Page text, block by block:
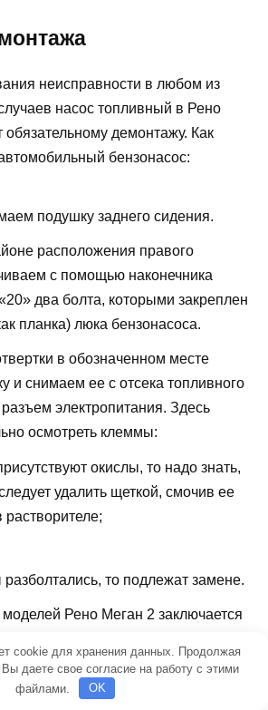
неисправности в любом из
насос топливный в Рено
демонтажу. Как
бензонасос:
подушку заднего сидения.
расположения правого
с помощью наконечника
два болта, которыми закреплен
планка) люка бензонасоса.
в обозначенном месте
и снимаем ее с отсека топливного
электропитания. Здесь
осмотреть клеммы:
окислы, то надо знать,
удалить щеткой, смочив ее
растворителе;
то подлежат замене.
Рено Меган 2 заключается
топливного насоса следует
а на более поздних
cookie для хранения данных. Продолжая
Вы даете свое согласие на работу с этими
файлами.
OK